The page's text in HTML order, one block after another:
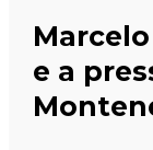
e a